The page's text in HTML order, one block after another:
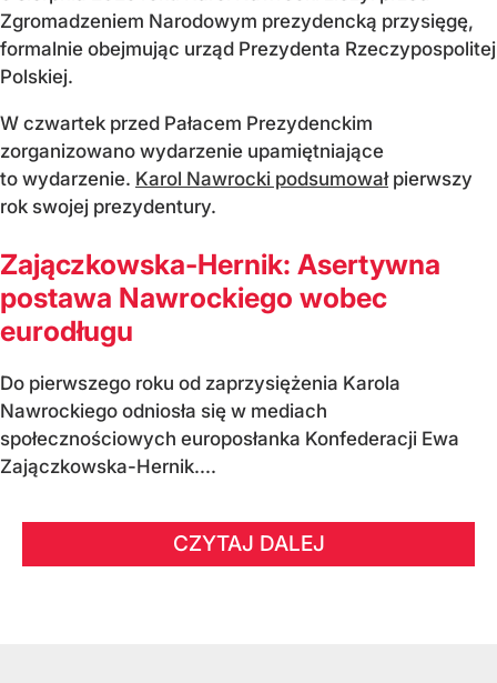
Zgromadzeniem Narodowym prezydencką przysięgę,
formalnie obejmując urząd Prezydenta Rzeczypospolitej
Polskiej.
W czwartek przed Pałacem Prezydenckim
zorganizowano wydarzenie upamiętniające
to wydarzenie. Karol Nawrocki podsumowałpierwszy
rok swojej prezydentury.
Zajączkowska-Hernik: Asertywna
postawa Nawrockiego wobec
eurodługu
Do pierwszego roku od zaprzysiężenia Karola
Nawrockiego odniosła się w mediach
społecznościowych europosłanka Konfederacji Ewa
Zajączkowska-Hernik....
CZYTAJ DALEJ